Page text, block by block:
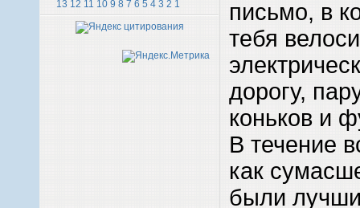
13 12 11 10 9 8 7 6 5 4 3 2 1
письмо, в
тебя
дорогу,
коньков и
В течение
как
были